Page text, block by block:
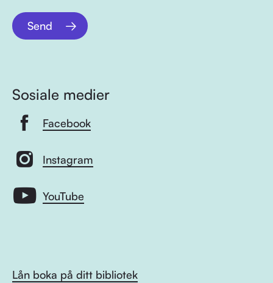
Send
Sosiale medier
Facebook
Instagram
YouTube
Lån boka på ditt bibliotek